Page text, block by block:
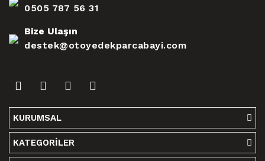
0505 787 56 31
Bize Ulaşın
destek@otoyedekparcabayi.com
KURUMSAL
KATEGORİLER